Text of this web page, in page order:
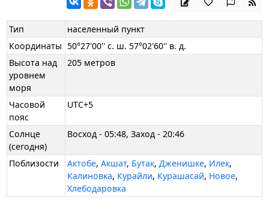
Тип
населенный пункт
Координаты 50°27'00'' с. ш. 57°02'60'' в. д.
Высота над
уровнем
моря
205 метров
Часовой
пояс
UTC+5
Солнце
(сегодня)
Восход - 05:48, Заход - 20:46
Поблизости Актобе,Акшат, Бутак,Дженишке, Илек,
Калиновка, Курайли, Курашасай, Новое,
Хлебодаровка